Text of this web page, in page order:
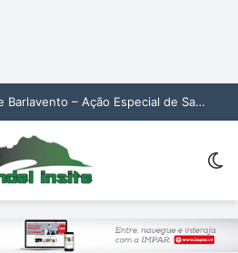
Tribunal da Relação de Barlavento – Ação Especial de Sandra Helena Monteiro Lima (2. pub)